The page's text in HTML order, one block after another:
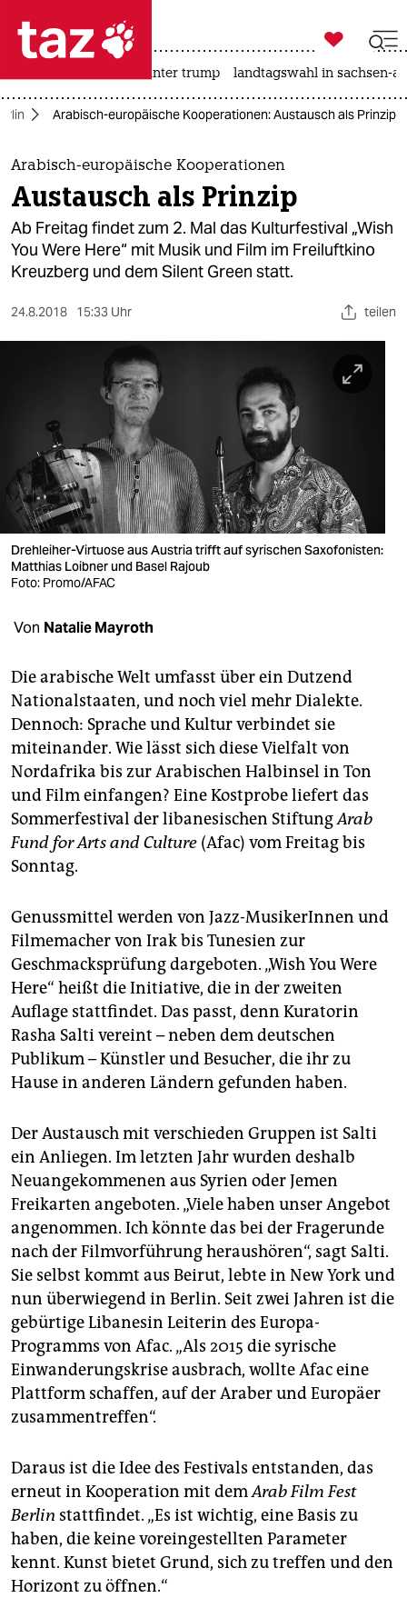
 taz zahl ich
taz zahl ich
themen
politik
öko
gesellschaft
nord
wahrheit
verlag
verlag
shop
fragen & hilfe
unterstützen
abo
genossenschaft
epaper login

taz zahl ich
usa unter trump landtagswahl in sachsen-
Arabisch-europäische Kooperationen: Austausch als Prinzip
Arabisch-europäische Kooperationen
Austausch als Prinzip
Ab Freitag findet zum 2. Mal das Kulturfestival „Wish
You Were Here“ mit Musik und Film im Freiluftkino
Kreuzberg und dem Silent Green statt.
24.8.2018 15:33 Uhr teilen
Drehleiher-Virtuose aus Austria trifft auf syrischen Saxofonisten:
Matthias Loibner und Basel Rajoub
Foto: Promo/AFAC
Von Natalie Mayroth
Die arabische Welt umfasst über ein Dutzend
Nationalstaaten, und noch viel mehr Dialekte.
Dennoch: Sprache und Kultur verbindet sie
miteinander. Wie lässt sich diese Vielfalt von
Nordafrika bis zur Arabischen Halbinsel in Ton
und Film einfangen? Eine Kostprobe liefert das
Sommerfestival der libanesischen StiftungArab
Fund for Arts and Culture (Afac) vom Freitag bis
Sonntag.
Genussmittel werden von Jazz-MusikerInnen und
Filmemacher von Irak bis Tunesien zur
Geschmacksprüfung dargeboten. „Wish You Were
Here“ heißt die Initiative, die in der zweiten
Auflage stattfindet. Das passt, denn Kuratorin
Rasha Salti vereint – neben dem deutschen
Publikum – Künstler und Besucher, die ihr zu
Hause in anderen Ländern gefunden haben.
Der Austausch mit verschieden Gruppen ist Salti
ein Anliegen. Im letzten Jahr wurden deshalb
Neuangekommenen aus Syrien oder Jemen
Freikarten angeboten. „Viele haben unser Angebot
angenommen. Ich könnte das bei der Fragerunde
nach der Filmvorführung heraushören“, sagt Salti.
Sie selbst kommt aus Beirut, lebte in New York und
nun überwiegend in Berlin. Seit zwei Jahren ist die
gebürtige Libanesin Leiterin des Europa-
Programms von Afac. „Als 2015 die syrische
Einwanderungskrise ausbrach, wollte Afac eine
Plattform schaffen, auf der Araber und Europäer
zusammentreffen“.
Daraus ist die Idee des Festivals entstanden, das
erneut in Kooperation mit demArab Film Fest
Berlin stattfindet. „Es ist wichtig, eine Basis zu
haben, die keine voreingestellten Parameter
kennt. Kunst bietet Grund, sich zu treffen und den
Horizont zu öffnen.“